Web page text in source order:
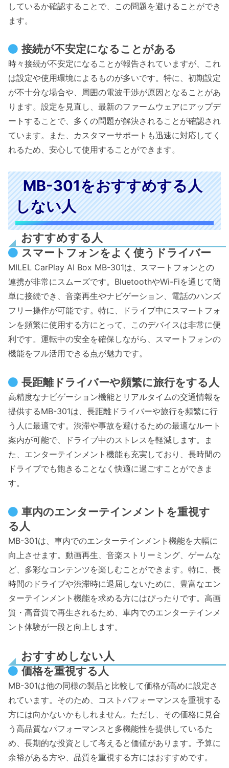
しているか確認することで、この問題を避けることができ
ます。
接続が不安定になることがある
時々接続が不安定になることが報告されていますが、これ
は設定や使用環境によるものが多いです。特に、初期設定
が不十分な場合や、周囲の電波干渉が原因となることがあ
ります。設定を見直し、最新のファームウェアにアップデ
ートすることで、多くの問題が解決されることが確認され
ています。また、カスタマーサポートも迅速に対応してく
れるため、安心して使用することができます。
MB-301をおすすめする人
しない人
おすすめする人
スマートフォンをよく使うドライバー
MILEL CarPlay AI Box MB-301は、スマートフォンとの
連携が非常にスムーズです。BluetoothやWi-Fiを通じて簡
単に接続でき、音楽再生やナビゲーション、電話のハンズ
フリー操作が可能です。特に、ドライブ中にスマートフォ
ンを頻繁に使用する方にとって、このデバイスは非常に便
利です。運転中の安全を確保しながら、スマートフォンの
機能をフル活用できる点が魅力です。
長距離ドライバーや頻繁に旅行をする人
高精度なナビゲーション機能とリアルタイムの交通情報を
提供するMB-301は、長距離ドライバーや旅行を頻繁に行
う人に最適です。渋滞や事故を避けるための最適なルート
案内が可能で、ドライブ中のストレスを軽減します。ま
た、エンターテインメント機能も充実しており、長時間の
ドライブでも飽きることなく快適に過ごすことができま
す。
車内のエンターテインメントを重視す
る人
MB-301は、車内でのエンターテインメント機能を大幅に
向上させます。動画再生、音楽ストリーミング、ゲームな
ど、多彩なコンテンツを楽しむことができます。特に、長
時間のドライブや渋滞時に退屈しないために、豊富なエン
ターテインメント機能を求める方にはぴったりです。高画
質・高音質で再生されるため、車内でのエンターテインメ
ント体験が一段と向上します。
おすすめしない人
価格を重視する人
MB-301は他の同様の製品と比較して価格が高めに設定さ
れています。そのため、コストパフォーマンスを重視する
方には向かないかもしれません。ただし、その価格に見合
う高品質なパフォーマンスと多機能性を提供しているた
め、長期的な投資として考えると価値があります。予算に
余裕がある方や、品質を重視する方にはおすすめです。